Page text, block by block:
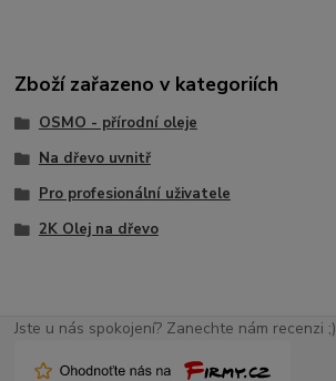
Zboží zařazeno v kategoriích
OSMO - přírodní oleje
Na dřevo uvnitř
Pro profesionální uživatele
2K Olej na dřevo
Jste u nás spokojení? Zanechte nám recenzi ;)